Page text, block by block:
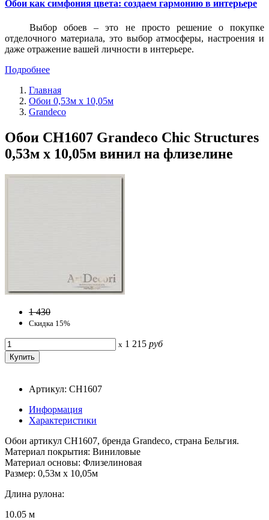
Обои как симфония цвета: создаем гармонию в интерьере
Выбор обоев – это не просто решение о покупке
отделочного материала, это выбор атмосферы, настроения и
даже отражение вашей личности в интерьере.
Подробнее
Главная
Обои 0,53м x 10,05м
Grandeco
Обои CH1607 Grandeco Chic Structures
0,53м x 10,05м винил на флизелине
1 430
Скидка 15%
x 1 215 руб
Артикул: CH1607
Информация
Характеристики
Обои артикул CH1607, бренда Grandeco, страна Бельгия.
Материал покрытия: Виниловые
Материал основы: Флизелиновая
Размер: 0,53м x 10,05м
Длина рулона:
10.05 м